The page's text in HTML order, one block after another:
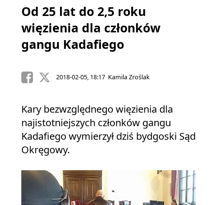
Od 25 lat do 2,5 roku
więzienia dla członków
gangu Kadafiego
2018-02-05, 18:17 Kamila Zroślak
Kary bezwzględnego więzienia dla
najistotniejszych członków gangu
Kadafiego wymierzył dziś bydgoski Sąd
Okręgowy.